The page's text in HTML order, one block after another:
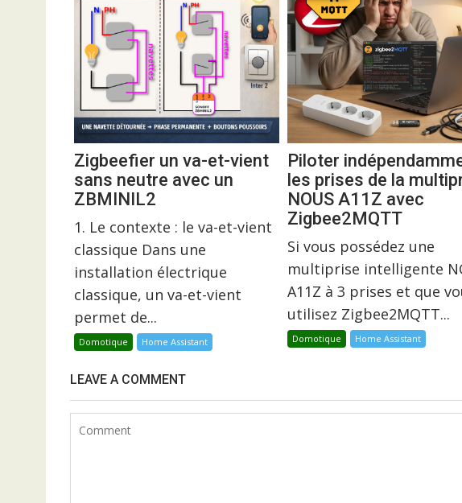
Zigbeefier un va-et-vient
sans neutre avec un
ZBMINIL2
1. Le contexte : le va-et-vient
classique Dans une
installation électrique
classique, un va-et-vient
permet de...
Domotique Home Assistant
Piloter
les prises de la
NOUS A11Z avec
Zigbee2MQTT
Si vous possédez une
multiprise intelligente
A11Z à 3 prises et que
utilisez Zigbee2MQTT...
Domotique Home Assistant
LEAVE A COMMENT